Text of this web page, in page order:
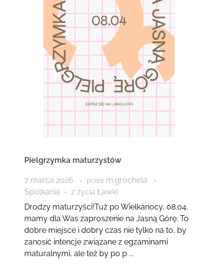
Pielgrzymka maturzystów
7 marca 2026 przez m.grochola
Spotkania
z życia Ławki
Drodzy maturzyści!Tuż po Wielkanocy, 08.04,
mamy dla Was zaproszenie na Jasną Górę. To
dobre miejsce i dobry czas nie tylko na to, by
zanosić intencje związane z egzaminami
maturalnymi, ale też by po p ...